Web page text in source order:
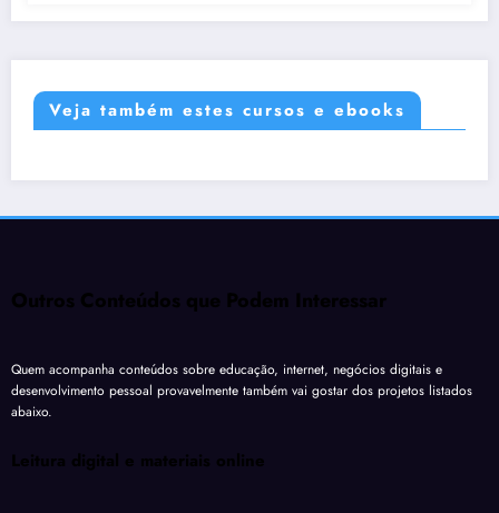
Veja também estes cursos e ebooks
Outros Conteúdos que Podem Interessar
Quem acompanha conteúdos sobre educação, internet, negócios digitais e
desenvolvimento pessoal provavelmente também vai gostar dos projetos listados
abaixo.
Leitura digital e materiais online